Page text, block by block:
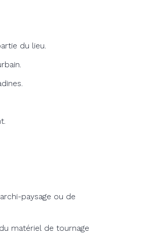
du lieu.
paysage ou de
matériel de tournage